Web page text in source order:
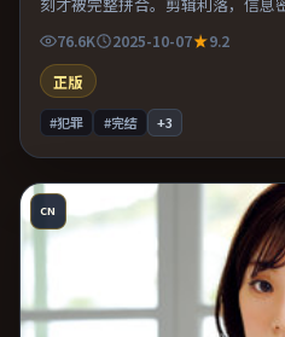
76.6K 2025-10-07
9.2
正版
#犯罪 #完结 +3
CN